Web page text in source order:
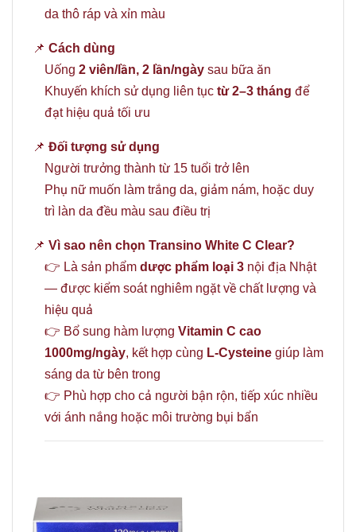
da thô ráp và xỉn màu
📌 Cách dùng
Uống 2 viên/lần, 2 lần/ngày sau bữa ăn
Khuyến khích sử dụng liên tục từ 2–3 tháng để
đạt hiệu quả tối ưu
📌Đối tượng sử dụng
Người trưởng thành từ 15 tuổi trở lên
Phụ nữ muốn làm trắng da, giảm nám, hoặc duy
trì làn da đều màu sau điều trị
📌 Vì sao nên chọn Transino White C Clear?
👉 Là sản phẩm dược phẩm loại 3 nội địa Nhật
— được kiểm soát nghiêm ngặt về chất lượng và
hiệu quả
👉 Bổ sung hàm lượng Vitamin C cao
1000mg/ngày, kết hợp cùng L-Cysteine giúp làm
sáng da từ bên trong
👉 Phù hợp cho cả người bận rộn, tiếp xúc nhiều
với ánh nắng hoặc môi trường bụi bẩn